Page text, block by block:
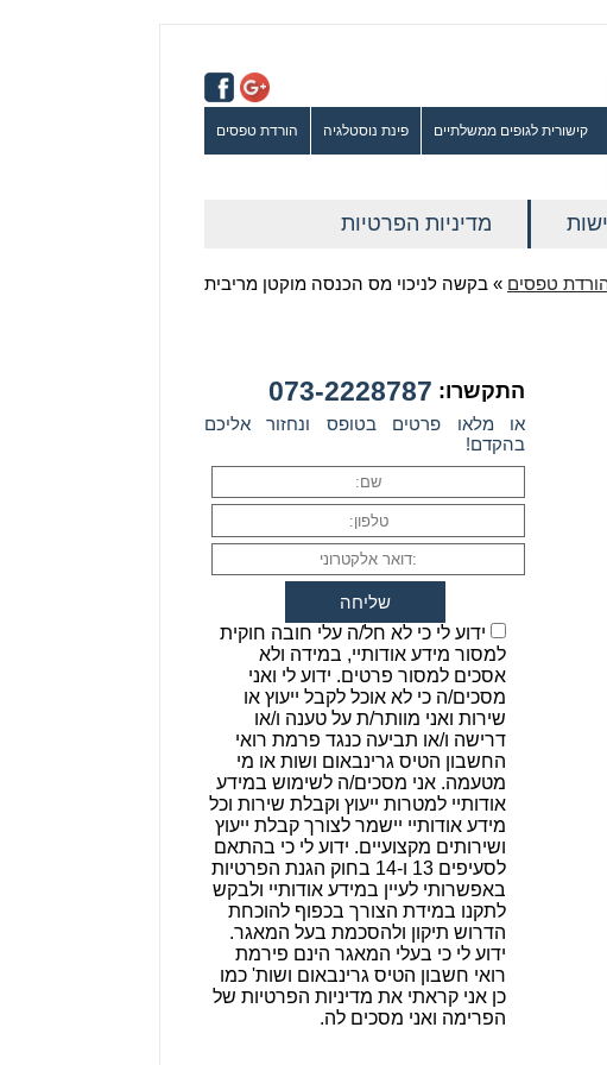
הורדת טפסים פינת נוסטלגיה קישורית לגופים ממשלתיים
מדיניות הפרטיות
טפסים » בקשה לניכוי מס הכנסה מוקטן מריבית
התקשרו: 073-2228787
או מלאו פרטים בטופס ונחזור אליכם
בהקדם!
ידוע לי כי לא חל/ה עלי חובה חוקית
למסור מידע אודותיי, במידה ולא
אסכים למסור פרטים. ידוע לי ואני
מסכים/ה כי לא אוכל לקבל ייעוץ או
שירות ואני מוותר/ת על טענה ו/או
דרישה ו/או תביעה כנגד פרמת רואי
החשבון הטיס גרינבאום ושות או מי
מטעמה. אני מסכים/ה לשימוש במידע
אודותיי למטרות ייעוץ וקבלת שירות וכל
מידע אודותיי יישמר לצורך קבלת ייעוץ
ושירותים מקצועיים. ידוע לי כי בהתאם
לסעיפים 13 ו-14 בחוק הגנת הפרטיות
באפשרותי לעיין במידע אודותיי ולבקש
לתקנו במידת הצורך בכפוף להוכחת
הדרוש תיקון ולהסכמת בעל המאגר.
ידוע לי כי בעלי המאגר הינם פירמת
רואי חשבון הטיס גרינבאום ושות' כמו
כן אני קראתי את מדיניות הפרטיות של
הפרימה ואני מסכים לה.